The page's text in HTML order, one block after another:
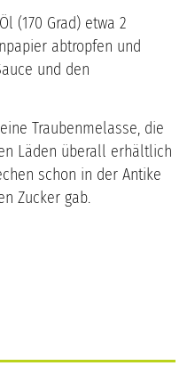
(170 Grad) etwa 2
abtropfen und
und den
Traubenmelasse, die
Läden überall erhältlich
schon in der Antike
Zucker gab.